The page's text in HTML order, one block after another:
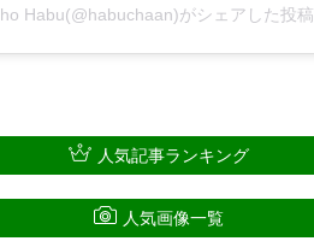
Habu(@habuchaan)がシェアした投稿
人気記事ランキング
人気画像一覧